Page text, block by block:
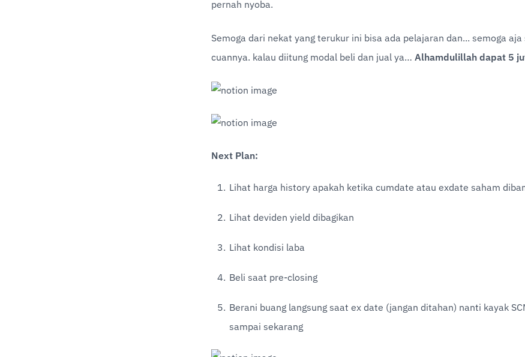
pernah nyoba.
Semoga dari nekat yang terukur ini bisa ada pelajaran dan... semoga
cuannya. kalau diitung modal beli dan jual ya… Alhamdulillah dapat 5
Next Plan:
Lihat harga history apakah ketika cumdate atau exdate saham
Lihat deviden yield dibagikan
Lihat kondisi laba
Beli saat pre-closing
Berani buang langsung saat ex date (jangan ditahan) nanti kayak
sampai sekarang